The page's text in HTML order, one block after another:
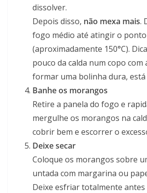
dissolver.
Depois disso, não mexa mais.
fogo médio até atingir o
(aproximadamente 150°C).
pouco da calda num copo com
formar uma bolinha dura,
Banhe os morangos
Retire a panela do fogo e
mergulhe os morangos na
cobrir bem e escorrer o
Deixe secar
Coloque os morangos sobre
untada com margarina ou
Deixe esfriar totalmente